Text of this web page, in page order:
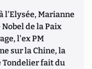
l'Elysée, Marianne
de la Paix
l'ex PM
sur la Chine, la
Tondelier fait du